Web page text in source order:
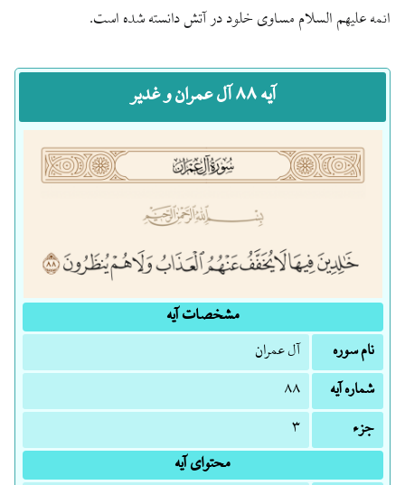
ائمه علیهم السلام مساوی خلود در آتش دانسته شده است.
آیه ۸۸ آل عمران و غدیر
مشخصات آیه
نام سوره
آل عمران
شماره آیه
۸۸
جزء
۳
محتوای آیه